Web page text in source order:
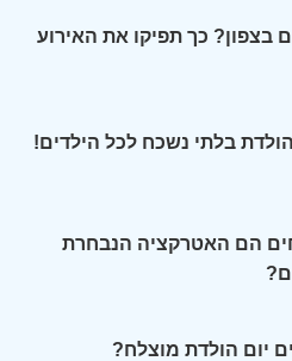
בצפון? כך תפיקו את האירוע
בלתי נשכח לכל הילדים!
הם האטרקציה הנבחרת
יום הולדת מוצלח?